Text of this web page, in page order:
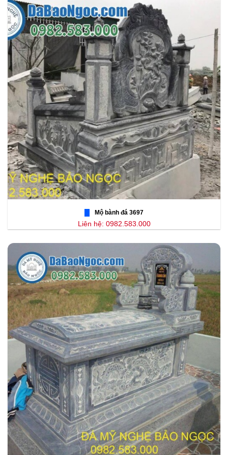
Mộ bành đá 3697
Liên hệ: 0982.583.000